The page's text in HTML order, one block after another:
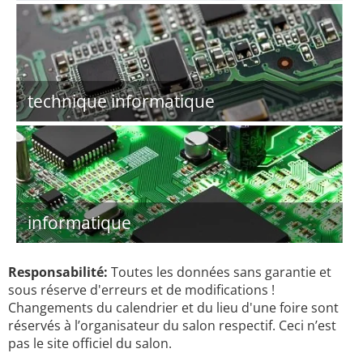
technique informatique
informatique
Responsabilité: Toutes les données sans garantie et
sous réserve d'erreurs et de modifications !
Changements du calendrier et du lieu d'une foire sont
réservés à l’organisateur du salon respectif. Ceci n’est
pas le site officiel du salon.